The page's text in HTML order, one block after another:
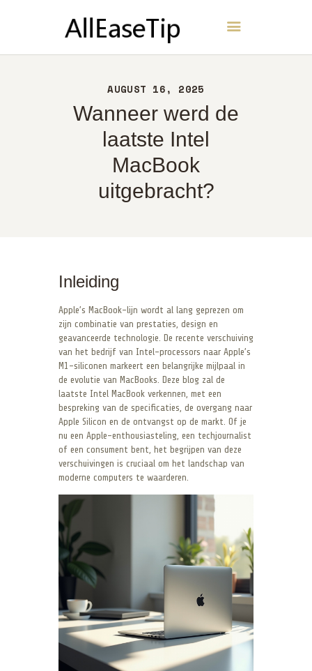
AUGUST 16, 2025
Wanneer werd de
laatste Intel
MacBook
uitgebracht?
AllEaseTip
OVER
CONTACT
BELEID
NEDERLANDS
Inleiding
Apple’s MacBook-lijn wordt al lang geprezen om
zijn combinatie van prestaties, design en
geavanceerde technologie. De recente verschuiving
van het bedrijf van Intel-processors naar Apple’s
M1-siliconen markeert een belangrijke mijlpaal in
de evolutie van MacBooks. Deze blog zal de
laatste Intel MacBook verkennen, met een
bespreking van de specificaties, de overgang naar
Apple Silicon en de ontvangst op de markt. Of je
nu een Apple-enthousiasteling, een techjournalist
of een consument bent, het begrijpen van deze
verschuivingen is cruciaal om het landschap van
moderne computers te waarderen.